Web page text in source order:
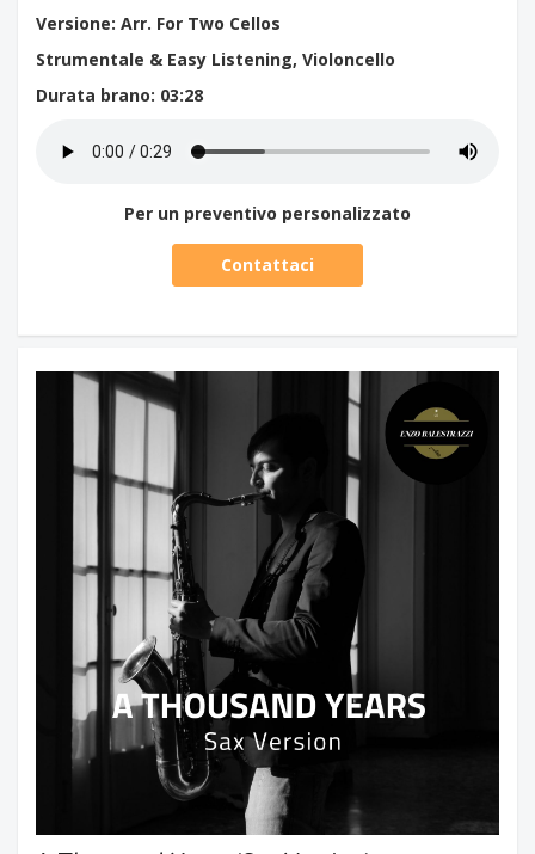
Versione: Arr. For Two Cellos
Strumentale & Easy Listening, Violoncello
Durata brano: 03:28
Per un preventivo personalizzato
Contattaci